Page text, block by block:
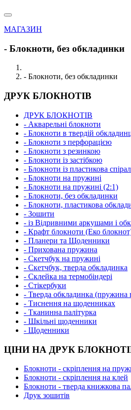
МАГАЗИН
- Блокноти, без обкладинки
- Блокноти, без обкладинки
ДРУК БЛОКНОТІВ
ДРУК БЛОКНОТІВ
- Акварельні блокноти
- Блокноти в твердій
- Блокноти з перфорацією
- Блокноти з резинкою
- Блокноти із застібкою
- Блокноти із пластикова
- Блокноти на пружині
- Блокноти на пружині (2:1)
- Блокноти, без обкладинки
- Блокноти, пластикова
- Зошити
- із Відривними аркушами і
- Крафт блокноти (Еко
- Планери та Щоденники
- Прихована пружина
- Скетчбук на пружині
- Скетчбук, тверда обкладинка
- Склейка на термобіндері
- Стікербуки
- Тверда обкладинка (пружина
- Тиснення на щоденниках
- Тканинна палітурка
- Шкільні щоденники
- Щоденники
ЦІНИ НА ДРУК
Блокноти - скріплення на
Блокноти - скріплення на клей
Блокноти - тверда книжкова
Друк зошитів